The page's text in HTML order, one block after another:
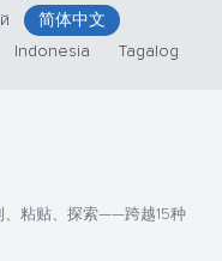
简体中文
Indonesia Tagalog
、粘贴、探索——跨越15种